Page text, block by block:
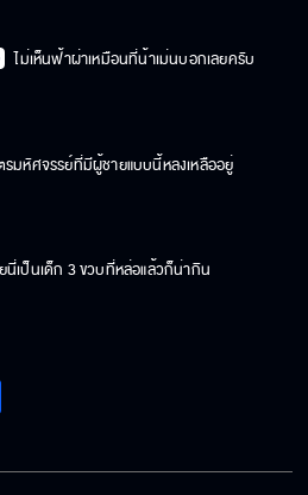
ไม่เห็นฟ้าผ่าเหมือนที่น้าเม่นบอกเลยครับ
รมหัศจรรย์ที่มีผู้ชายแบบนี้หลงเหลืออยู่
นี่เป็นเด็ก 3 ขวบที่หล่อแล้วก็น่ากิน
นไม่เปรี้ยวนะครับ